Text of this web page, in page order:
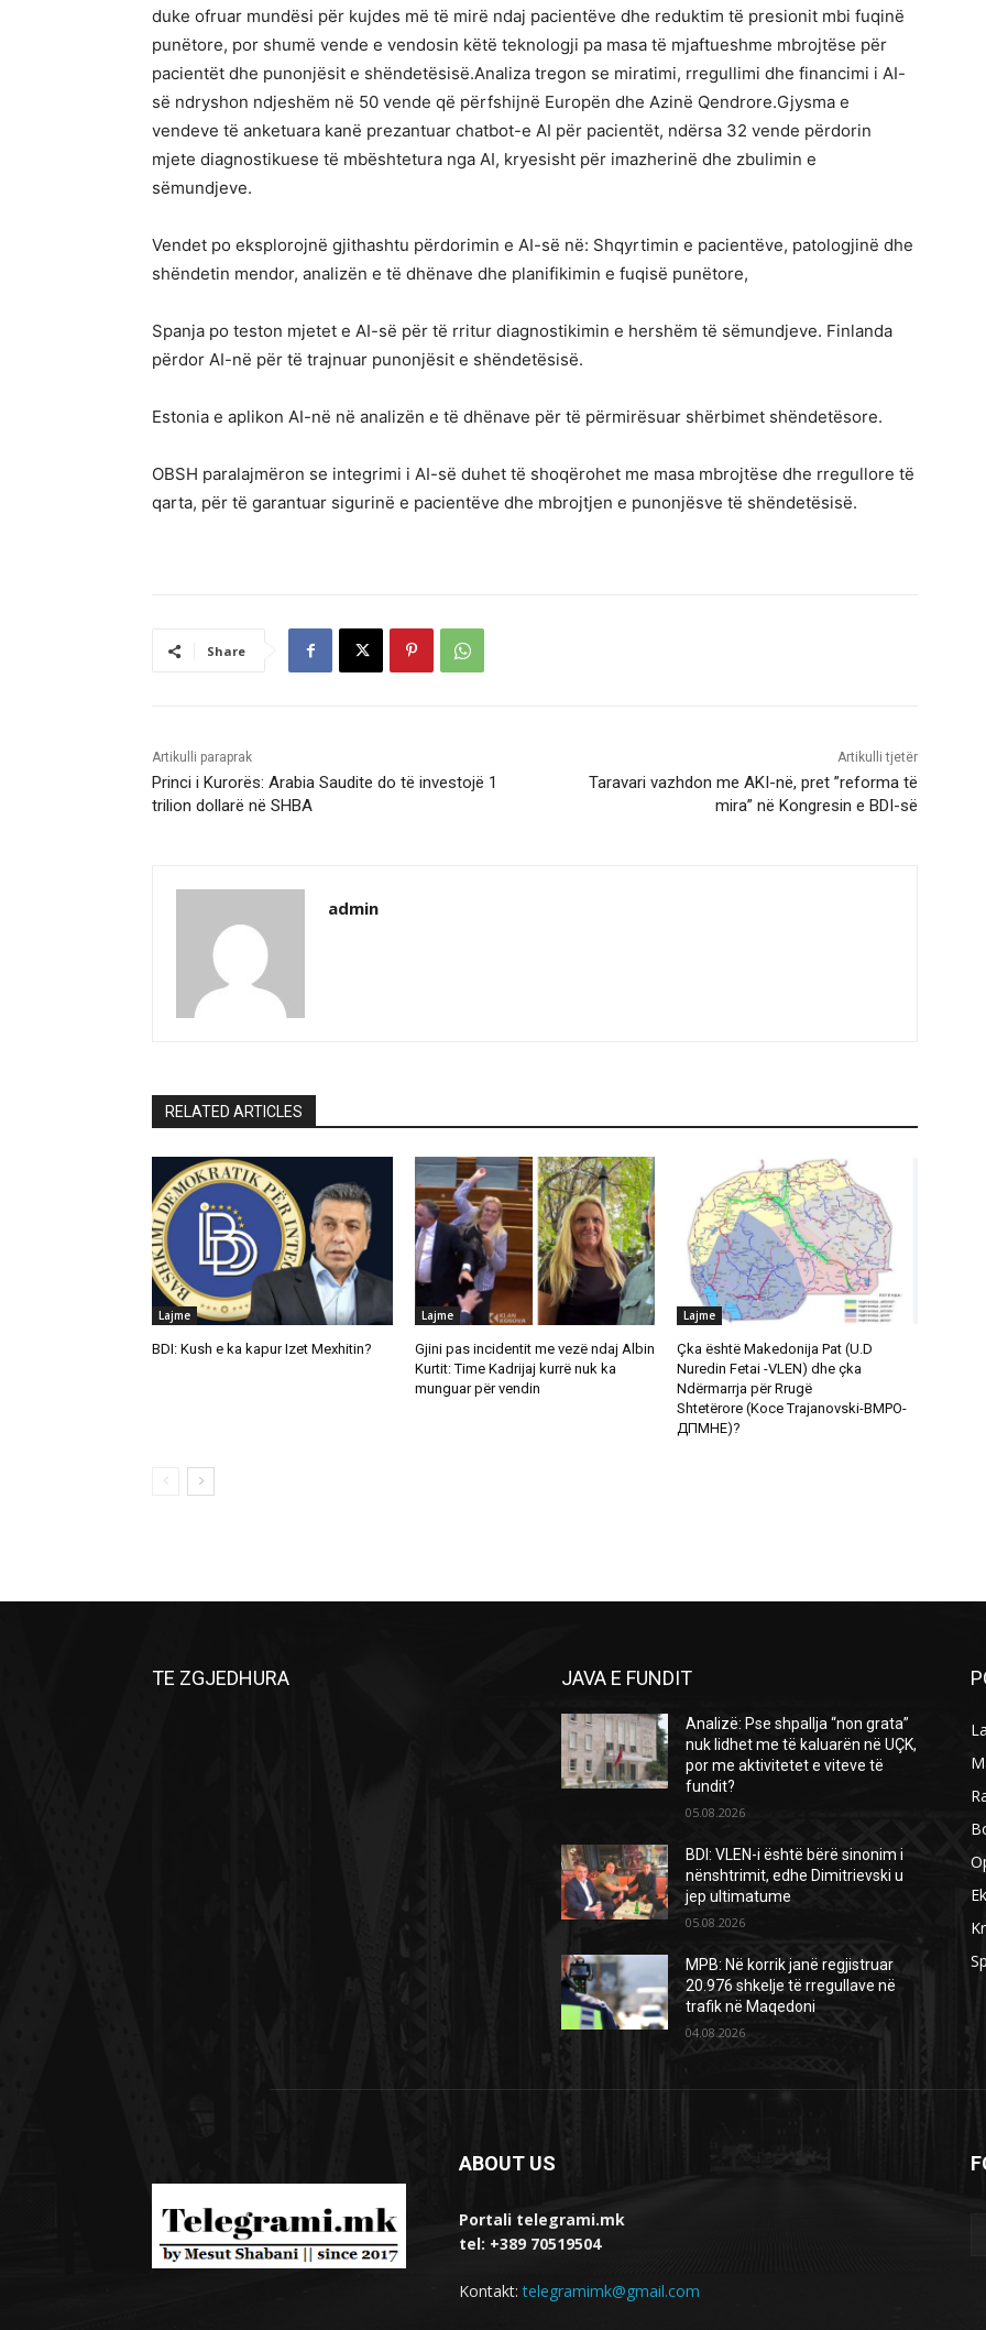
duke ofruar mundësi për kujdes më të mirë ndaj pacientëve dhe reduktim të presionit mbi fuqinë
punëtore, por shumë vende e vendosin këtë teknologji pa masa të mjaftueshme mbrojtëse për
pacientët dhe punonjësit e shëndetësisë.Analiza tregon se miratimi, rregullimi dhe financimi i AI-
së ndryshon ndjeshëm në 50 vende që përfshijnë Europën dhe Azinë Qendrore.Gjysma e
vendeve të anketuara kanë prezantuar chatbot-e AI për pacientët, ndërsa 32 vende përdorin
mjete diagnostikuese të mbështetura nga AI, kryesisht për imazherinë dhe zbulimin e
sëmundjeve.
Vendet po eksplorojnë gjithashtu përdorimin e AI-së në: Shqyrtimin e pacientëve, patologjinë dhe
shëndetin mendor, analizën e të dhënave dhe planifikimin e fuqisë punëtore,
Spanja po teston mjetet e AI-së për të rritur diagnostikimin e hershëm të sëmundjeve. Finlanda
përdor AI-në për të trajnuar punonjësit e shëndetësisë.
Estonia e aplikon AI-në në analizën e të dhënave për të përmirësuar shërbimet shëndetësore.
OBSH paralajmëron se integrimi i AI-së duhet të shoqërohet me masa mbrojtëse dhe rregullore të
qarta, për të garantuar sigurinë e pacientëve dhe mbrojtjen e punonjësve të shëndetësisë.
Share
Artikulli paraprak
Princi i Kurorës: Arabia Saudite do të investojë 1
trilion dollarë në SHBA
Artikulli tjetër
Taravari vazhdon me AKI-në, pret ”reforma të
mira” në Kongresin e BDI-së
admin
RELATED ARTICLES
Lajme
BDI: Kush e ka kapur Izet Mexhitin?
Lajme
Gjini pas incidentit me vezë ndaj Albin
Kurtit: Time Kadrijaj kurrë nuk ka
munguar për vendin
Lajme
Çka është Makedonija Pat (U.D
Nuredin Fetai -VLEN) dhe çka
Ndërmarrja për Rrugë
Shtetërore (Koce Trajanovski-ВМРО-
ДПМНЕ)?
TE ZGJEDHURA JAVA E FUNDIT
Analizë: Pse shpallja “non grata”
nuk lidhet me të kaluarën në UÇK,
por me aktivitetet e viteve të
fundit?
05.08.2026
BDI: VLEN-i është bërë sinonim i
nënshtrimit, edhe Dimitrievski u
jep ultimatume
05.08.2026
MPB: Në korrik janë regjistruar
20.976 shkelje të rregullave në
trafik në Maqedoni
04.08.2026
ABOUT US
Portali telegrami.mk
tel: +389 70519504
Kontakt:telegramimk@gmail.com